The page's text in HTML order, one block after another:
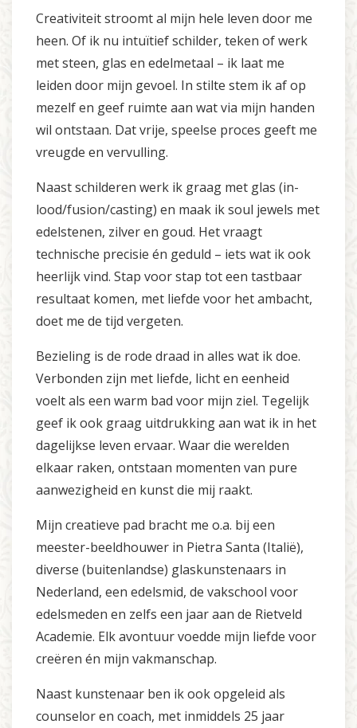
Creativiteit stroomt al mijn hele leven door me
heen. Of ik nu intuïtief schilder, teken of werk
met steen, glas en edelmetaal – ik laat me
leiden door mijn gevoel. In stilte stem ik af op
mezelf en geef ruimte aan wat via mijn handen
wil ontstaan. Dat vrije, speelse proces geeft me
vreugde en vervulling.
Naast schilderen werk ik graag met glas (in-
lood/fusion/casting) en maak ik soul jewels met
edelstenen, zilver en goud. Het vraagt
technische precisie én geduld – iets wat ik ook
heerlijk vind. Stap voor stap tot een tastbaar
resultaat komen, met liefde voor het ambacht,
doet me de tijd vergeten.
Bezieling is de rode draad in alles wat ik doe.
Verbonden zijn met liefde, licht en eenheid
voelt als een warm bad voor mijn ziel. Tegelijk
geef ik ook graag uitdrukking aan wat ik in het
dagelijkse leven ervaar. Waar die werelden
elkaar raken, ontstaan momenten van pure
aanwezigheid en kunst die mij raakt.
Mijn creatieve pad bracht me o.a. bij een
meester-beeldhouwer in Pietra Santa (Italië),
diverse (buitenlandse) glaskunstenaars in
Nederland, een edelsmid, de vakschool voor
edelsmeden en zelfs een jaar aan de Rietveld
Academie. Elk avontuur voedde mijn liefde voor
creëren én mijn vakmanschap.
Naast kunstenaar ben ik ook opgeleid als
counselor en coach, met inmiddels 25 jaar